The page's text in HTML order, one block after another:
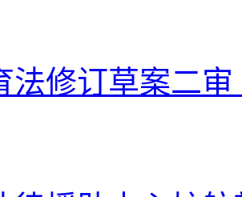
法修订草案二